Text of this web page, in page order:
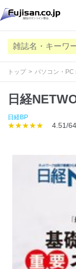
トップ パソコン・PC
日経
日経BP
★★★★★ 4.51/